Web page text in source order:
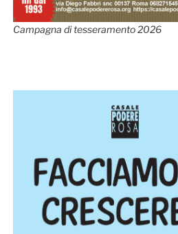
Campagna di tesseramento 2026